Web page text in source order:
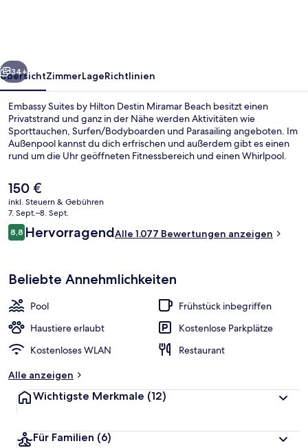
Beach
Weiter
34+
ÜbersichtZimmerLageRichtlinien
Embassy Suites by Hilton Destin Miramar Beach besitzt einen
Privatstrand und ganz in der Nähe werden Aktivitäten wie
Sporttauchen, Surfen/Bodyboarden und Parasailing angeboten. Im
Außenpool kannst du dich erfrischen und außerdem gibt es einen
rund um die Uhr geöffneten Fitnessbereich und einen Whirlpool.
serviert Frühstück, Mittagessen und Abendessen. Du kannst dich
auf eine Loungebar und eine Snackbar freuen. Die Zimmer sind mit
Kühlschränken und Mikrowellen versehen. Andere Reisende lieben
das hilfsbereite Personal und die Lage in Strandnähe.
Der
aktuelle
Preis
beträgt
150 €.
150 €
inkl. Steuern & Gebühren
7. Sept.–8. Sept.
Bewertungen
8,88,8 von 10.
HervorragendAlle 1.077 Bewertungen anzeigen
Beliebte Annehmlichkeiten
Pool
Frühstück inbegriffen
Haustiere erlaubt
Kostenlose Parkplätze
Kostenloses WLAN
Restaurant
Alle anzeigen
Wichtigste Merkmale (12)
Für Familien (6)